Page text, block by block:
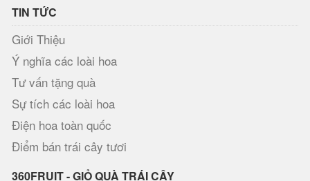
TIN TỨC
Giới Thiệu
Ý nghĩa các loài hoa
Tư vấn tặng quà
Sự tích các loài hoa
Điện hoa toàn quốc
Điểm bán trái cây tươi
360FRUIT - GIỎ QUÀ TRÁI CÂY